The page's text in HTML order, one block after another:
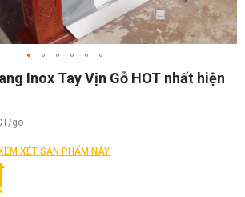
Inox Tay Vịn Gỗ HOT nhất hiện
go
XÉT SẢN PHẨM NÀY